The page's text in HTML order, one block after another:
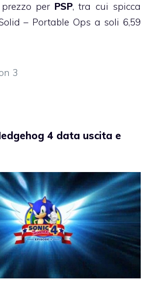
per PSP, tra cui spicca
– Portable Ops a soli 6,59
3
4 data uscita e